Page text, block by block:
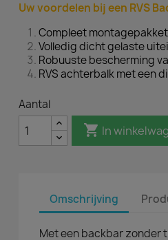
Uw voordelen bij een RVS
Compleet montagepakket
Volledig dicht gelaste
Robuuste bescherming
RVS achterbalk met een
Aantal
 In
Omschrijving
Met een backbar zonder